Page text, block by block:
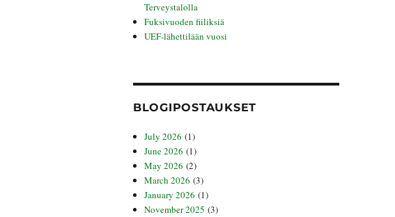
Terveystalolla
Fuksivuoden fiiliksiä
UEF-lähettilään vuosi
BLOGIPOSTAUKSET
July 2026 (1)
June 2026 (1)
May 2026 (2)
March 2026 (3)
January 2026 (1)
November 2025 (3)